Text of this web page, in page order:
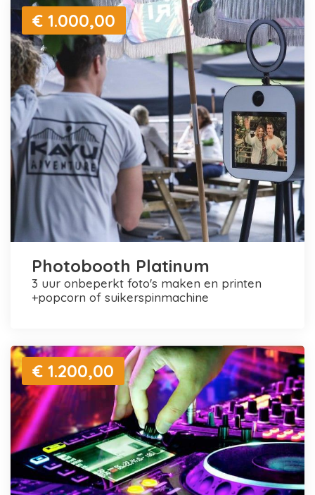
€ 1.000,00
Photobooth Platinum
3 uur onbeperkt foto's maken en printen
+popcorn of suikerspinmachine
€ 1.200,00